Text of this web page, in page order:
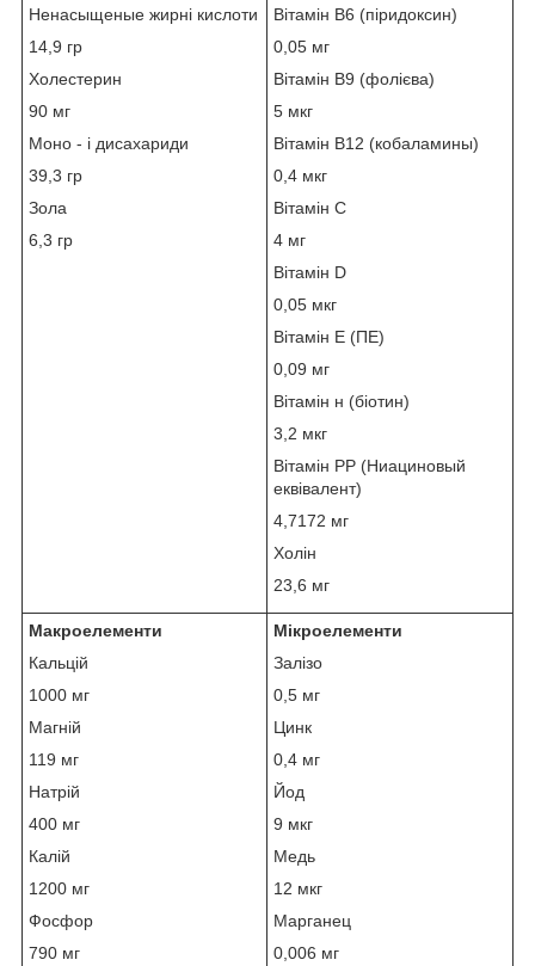
Ненасыщеные жирні кислоти
14,9 гр
Холестерин
90 мг
Моно - і дисахариди
39,3 гр
Зола
6,3 гр
Вітамін B6 (піридоксин)
0,05 мг
Вітамін B9 (фолієва)
5 мкг
Вітамін B12 (кобаламины)
0,4 мкг
Вітамін C
4 мг
Вітамін D
0,05 мкг
Вітамін E (ПЕ)
0,09 мг
Вітамін н (біотин)
3,2 мкг
Вітамін PP (Ниациновый
еквівалент)
4,7172 мг
Холін
23,6 мг
Макроелементи
Кальцій
1000 мг
Магній
119 мг
Натрій
400 мг
Калій
1200 мг
Фосфор
790 мг
Мікроелементи
Залізо
0,5 мг
Цинк
0,4 мг
Йод
9 мкг
Медь
12 мкг
Марганец
0,006 мг